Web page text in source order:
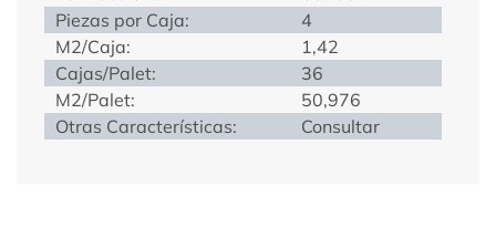
Piezas por Caja:
4
M2/Caja:
1,42
Cajas/Palet:
36
M2/Palet:
50,976
Otras Características:
Consultar